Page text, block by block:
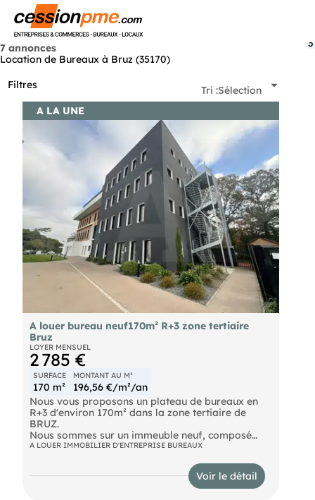
7 annonces
Location de Bureaux à Bruz (35170)
Filtres
3
Tri :Sélection
A LA UNE
A louer bureau neuf170m² R+3 zone tertiaire
Bruz
LOYER MENSUEL
2 785 €
SURFACE
170 m²
MONTANT AU M²
196,56 €/m²/an
Nous vous proposons un plateau de bureaux en
R+3 d'environ 170m² dans la zone tertiaire de
BRUZ.
Nous sommes sur un immeuble neuf, composé
d'un accueil, 4 grand bureaux de 2 à 4 personnes,
PMR. ERP et accès PMR, sortie de secours. Très
belle prestation. Honoraires à la charge de
l'acquéreur : 9 % HT du loyer HT de la première
A LOUER IMMOBILIER D'ENTREPRISE BUREAUX
Voir le détail